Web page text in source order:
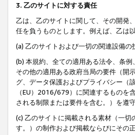
3. 乙のサイトに対する責任
乙は、乙のサイトに関して、その開発
任を負うものとします。例えば、乙は
(a) 乙のサイトおよび一切の関連設備の
(b) 本規約、全ての適用ある法令、条
その他の適用ある政府当局の要件（開
グ、データ保護およびプライバシー（
（EU）2016/679）に関連するものを
される制限または要件を含む。）を遵
(c) 乙のサイトに掲載される素材（一
す。）の制作および掲載ならびにその